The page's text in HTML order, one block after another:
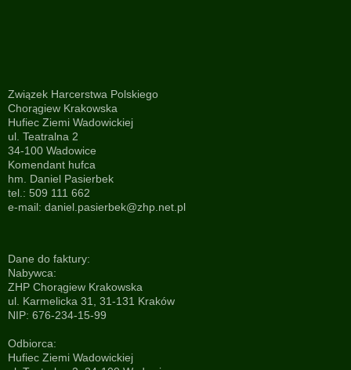
Związek Harcerstwa Polskiego
Chorągiew Krakowska
Hufiec Ziemi Wadowickiej
ul. Teatralna 2
34-100 Wadowice
Komendant hufca
hm. Daniel Pasierbek
tel.: 509 111 662
e-mail: daniel.pasierbek@zhp.net.pl
Dane do faktury:
Nabywca:
ZHP Chorągiew Krakowska
ul. Karmelicka 31, 31-131 Kraków
NIP: 676-234-15-99
Odbiorca:
Hufiec Ziemi Wadowickiej